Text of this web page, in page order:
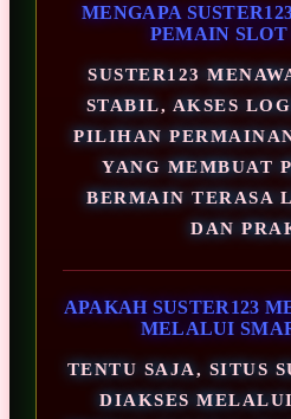
MENGAPA
PEMAIN
SUSTER123
STABIL, AKSES
PILIHAN
YANG MEMBUAT
BERMAIN TERASA
DAN
APAKAH SUSTER123
MELALUI
TENTU SAJA, SITUS
DIAKSES